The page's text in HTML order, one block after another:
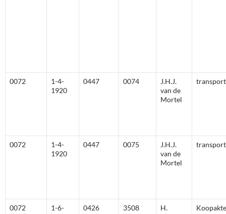
0072
1-4-
1920
0447 0074
J.H.J.
van de
Mortel
transport
0072
1-4-
1920
0447 0075
J.H.J.
van de
Mortel
transport
0072
1-6-
0426 3508
H.
Koopakte